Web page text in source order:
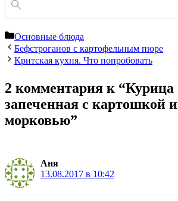
Рубрики
Основные блюда
Бефстроганов с картофельным пюре
Критская кухня. Что попробовать
2 комментария к “Курица
запеченная с картошкой и
морковью”
Аня
13.08.2017 в 10:42